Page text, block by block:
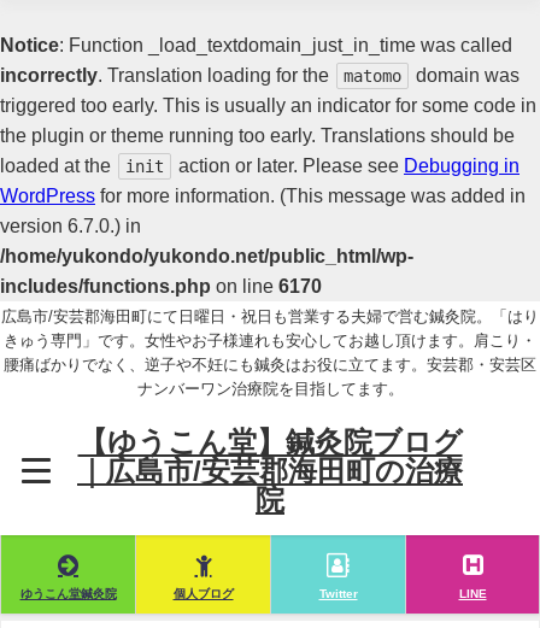
Notice: Function _load_textdomain_just_in_time was called
incorrectly . Translation loading for the matomo
domain was
triggered too early. This is usually an indicator for some code in
the plugin or theme running too early. Translations should be
loaded at the
init action or later. Please see Debugging in
WordPress for more information. (This message was added in
version 6.7.0.) in
/home/yukondo/yukondo.net/public_html/wp-
includes/functions.php on line 6170
広島市/安芸郡海田町にて日曜日・祝日も営業する夫婦で営む鍼灸院。「はり
きゅう専門」です。女性やお子様連れも安心してお越し頂けます。肩こり・
腰痛ばかりでなく、逆子や不妊にも鍼灸はお役に立てます。安芸郡・安芸区
ナンバーワン治療院を目指してます。
【ゆうこん堂】鍼灸院ブログ
｜広島市/安芸郡海田町の治療
院
ゆうこん堂鍼灸院 個人ブログ Twitter LINE